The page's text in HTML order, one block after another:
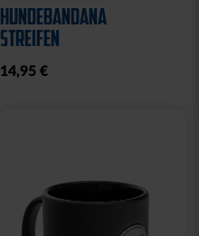
HUNDEBANDANA
STREIFEN
14,95 €